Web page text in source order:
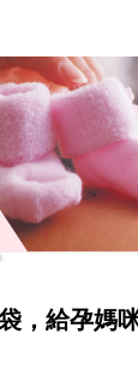
，給孕媽